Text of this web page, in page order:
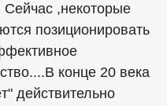
Сейчас ,некоторые
позиционировать
конце 20 века
действительно